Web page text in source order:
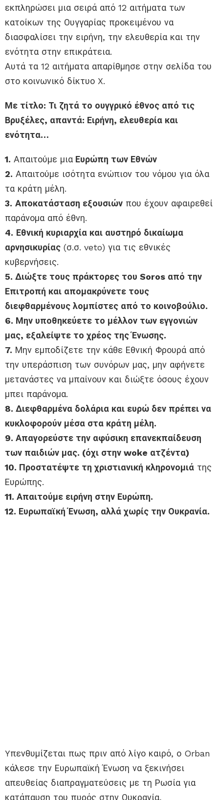
εκπληρώσει μια σειρά από 12 αιτήματα των
κατοίκων της Ουγγαρίας προκειμένου να
διασφαλίσει την ειρήνη, την ελευθερία και την
ενότητα στην επικράτεια.
Αυτά τα 12 αιτήματα απαρίθμησε στην σελίδα του
στο κοινωνικό δίκτυο X.
Με τίτλο: Τι ζητά το ουγγρικό έθνος από τις
Βρυξέλες, απαντά: Ειρήνη, ελευθερία και
ενότητα…
1. Απαιτούμε μια Ευρώπη των Εθνών
2. Απαιτούμε ισότητα ενώπιον του νόμου για όλα
τα κράτη μέλη.
3. Αποκατάσταση εξουσιών που έχουν αφαιρεθεί
παράνομα από έθνη.
4. Εθνική κυριαρχία και αυστηρό δικαίωμα
αρνησικυρίας (σ.σ. veto) για τις εθνικές
κυβερνήσεις.
5. Διώξτε τους πράκτορες του Soros από την
Επιτροπή και απομακρύνετε τους
διεφθαρμένους λομπίστες από το κοινοβούλιο.
6. Μην υποθηκεύετε το μέλλον των εγγονιών
μας, εξαλείψτε το χρέος της Ένωσης.
7. Μην εμποδίζετε την κάθε Εθνική Φρουρά από
την υπεράσπιση των συνόρων μας, μην αφήνετε
μετανάστες να μπαίνουν και διώξτε όσους έχουν
μπει παράνομα.
8. Διεφθαρμένα δολάρια και ευρώ δεν πρέπει να
κυκλοφορούν μέσα στα κράτη μέλη.
9. Απαγορεύστε την αφύσικη επανεκπαίδευση
των παιδιών μας. (όχι στην woke ατζέντα)
10. Προστατέψτε τη χριστιανική κληρονομιά της
Ευρώπης.
11. Απαιτούμε ειρήνη στην Ευρώπη.
12. Ευρωπαϊκή Ένωση, αλλά χωρίς την Ουκρανία.
Yπενθυμίζεται πως πριν από λίγο καιρό, ο Orban
κάλεσε την Ευρωπαϊκή Ένωση να ξεκινήσει
απευθείας διαπραγματεύσεις με τη Ρωσία για
κατάπαυση του πυρός στην Ουκρανία,